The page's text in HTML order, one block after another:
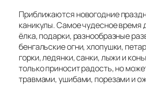
Приближаются новогодние
каникулы. Самое чудесное время
ёлка, подарки, разнообразные
бенгальские огни, хлопушки,
горки, ледянки, санки, лыжи и
только приносит радость, но
травмами, ушибами, порезами и